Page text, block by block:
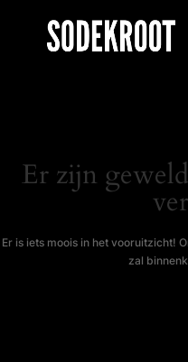
Er zijn
Er is iets moois in het vooruitzicht!
zal